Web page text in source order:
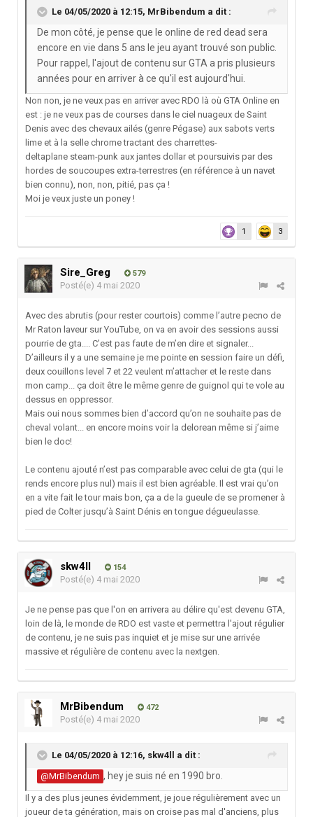
Le 04/05/2020 à 12:15, MrBibendum a dit :
De mon côté, je pense que le online de red dead sera
encore en vie dans 5 ans le jeu ayant trouvé son public.
Pour rappel, l'ajout de contenu sur GTA a pris plusieurs
années pour en arriver à ce qu'il est aujourd'hui.
Non non, je ne veux pas en arriver avec RDO là où GTA Online en
est : je ne veux pas de courses dans le ciel nuageux de Saint
Denis avec des chevaux ailés (genre Pégase) aux sabots verts
lime et à la selle chrome tractant des charrettes-
deltaplane steam-punk aux jantes dollar et poursuivis par des
hordes de soucoupes extra-terrestres (en référence à un navet
bien connu), non, non, pitié, pas ça !
Moi je veux juste un poney !
1 3
Sire_Greg 579
Posté(e) 4 mai 2020
Avec des abrutis (pour rester courtois) comme l’autre pecno de
Mr Raton laveur sur YouTube, on va en avoir des sessions aussi
pourrie de gta.... C’est pas faute de m’en dire et signaler...
D’ailleurs il y a une semaine je me pointe en session faire un défi,
deux couillons level 7 et 22 veulent m’attacher et le reste dans
mon camp... ça doit être le même genre de guignol qui te vole au
dessus en oppressor.
Mais oui nous sommes bien d’accord qu’on ne souhaite pas de
cheval volant... en encore moins voir la delorean même si j’aime
bien le doc!
Le contenu ajouté n’est pas comparable avec celui de gta (qui le
rends encore plus nul) mais il est bien agréable. Il est vrai qu’on
en a vite fait le tour mais bon, ça a de la gueule de se promener à
pied de Colter jusqu’à Saint Dénis en tongue dégueulasse.
skw4ll 154
Posté(e) 4 mai 2020
Je ne pense pas que l'on en arrivera au délire qu'est devenu GTA,
loin de là, le monde de RDO est vaste et permettra l'ajout régulier
de contenu, je ne suis pas inquiet et je mise sur une arrivée
massive et régulière de contenu avec la nextgen.
MrBibendum 472
Posté(e) 4 mai 2020
Le 04/05/2020 à 12:16, skw4ll a dit :
@MrBibendum , hey je suis né en 1990 bro.
Il y a des plus jeunes évidemment, je joue régulièrement avec un
joueur de ta génération, mais on croise pas mal d'anciens, plus